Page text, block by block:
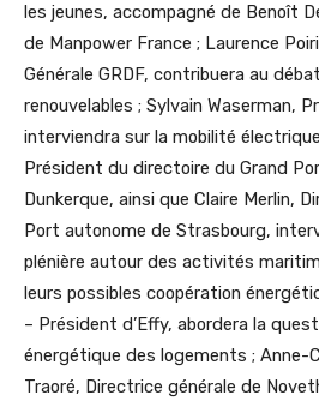
les jeunes, accompagné de Benoît
de Manpower France ; Laurence
Générale GRDF, contribuera au
renouvelables ; Sylvain Waserman,
interviendra sur la mobilité
Président du directoire du Grand
Dunkerque, ainsi que Claire Merlin,
Port autonome de Strasbourg,
plénière autour des activités
leurs possibles coopération
– Président d’Effy, abordera la
énergétique des logements ; Anne-
Traoré, Directrice générale de